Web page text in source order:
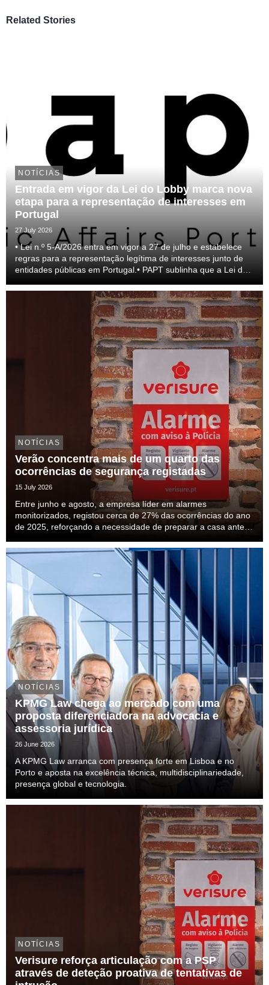
Related Stories
NOTÍCIAS
Entrada em vigor da Lei do Lobby marca nova
etapa para a representação de interesses em
Portugal
27 July 2026
• Lei n.º 5-A/2026 entra em vigor a 27 de julho e estabelece
regras para a representação legítima de interesses junto de
entidades públicas em Portugal.• PAPT sublinha que a Lei do
do setor e para a transparên...
NOTÍCIAS
Verão concentra mais de um quarto das
ocorrências de segurança registadas
15 July 2026
Entre junho e agosto, a empresa líder em alarmes
monitorizados, registou cerca de 27% das ocorrências do ano
de 2025, reforçando a necessidade de preparar a casa antes
NOTÍCIAS
KPMG Law chega ao mercado com uma
proposta diferenciadora na advocacia e
assessoria jurídica
26 June 2026
A KPMG Law arranca com presença forte em Lisboa e no
Porto e aposta na excelência técnica, multidisciplinariedade,
presença global e tecnologia.
NOTÍCIAS
Verisure reforça articulação com a PSP
através de deteção proativa de tentativas de